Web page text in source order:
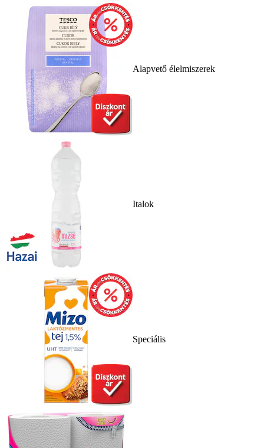
Alapvető élelmiszerek
Italok
Speciális